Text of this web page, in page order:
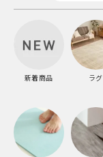
新着商品 ラグ